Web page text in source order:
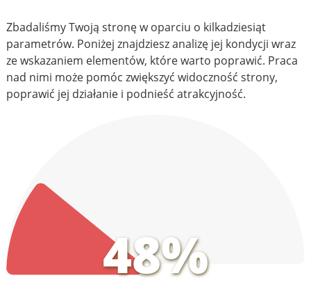
Zbadaliśmy Twoją stronę w oparciu o kilkadziesiąt
parametrów. Poniżej znajdziesz analizę jej kondycji wraz
ze wskazaniem elementów, które warto poprawić. Praca
nad nimi może pomóc zwiększyć widoczność strony,
poprawić jej działanie i podnieść atrakcyjność.
48%